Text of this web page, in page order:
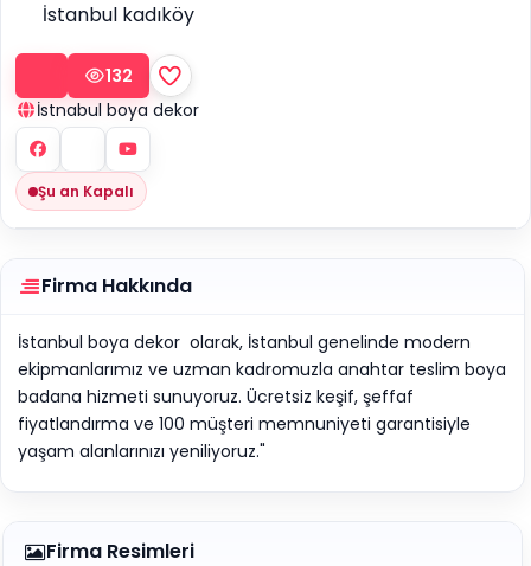
İstanbul kadıköy
132
İstnabul boya dekor
Şu an Kapalı
Firma Hakkında
İstanbul boya dekor olarak, İstanbul genelinde modern
ekipmanlarımız ve uzman kadromuzla anahtar teslim boya
badana hizmeti sunuyoruz. Ücretsiz keşif, şeffaf
fiyatlandırma ve 100 müşteri memnuniyeti garantisiyle
yaşam alanlarınızı yeniliyoruz."
Firma Resimleri